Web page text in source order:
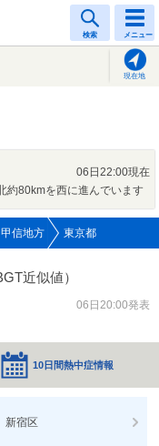
検索 メニュー
現在地
06日22:00現在
約80kmを西に進んでいます
信地方 東京都
近似値）
06日20:00発表
10日間熱中症情報
新宿区